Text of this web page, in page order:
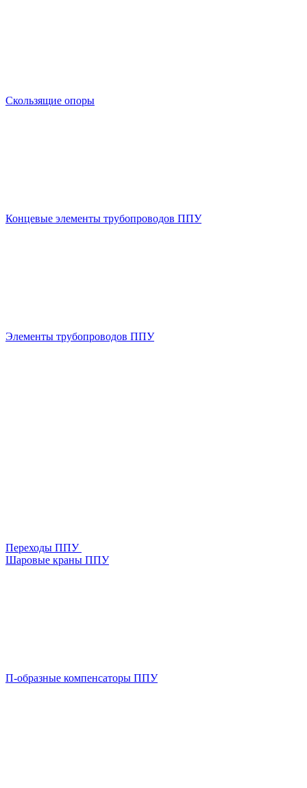
Скользящие опоры
Концевые элементы трубопроводов ППУ
Элементы трубопроводов ППУ
Переходы ППУ
Шаровые краны ППУ
П-образные компенсаторы ППУ